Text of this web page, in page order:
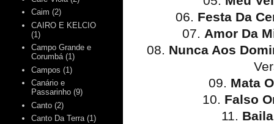
06. Festa Da
07. Amor Da
08. Nunca Aos
09. Mata
10. Falso
11.
Caim (2)
CAIRO E KELCIO
(1)
Campo Grande e
Corumbá (1)
Campos (1)
Canário e
Passarinho (9)
Canto (2)
Canto Da Terra (1)